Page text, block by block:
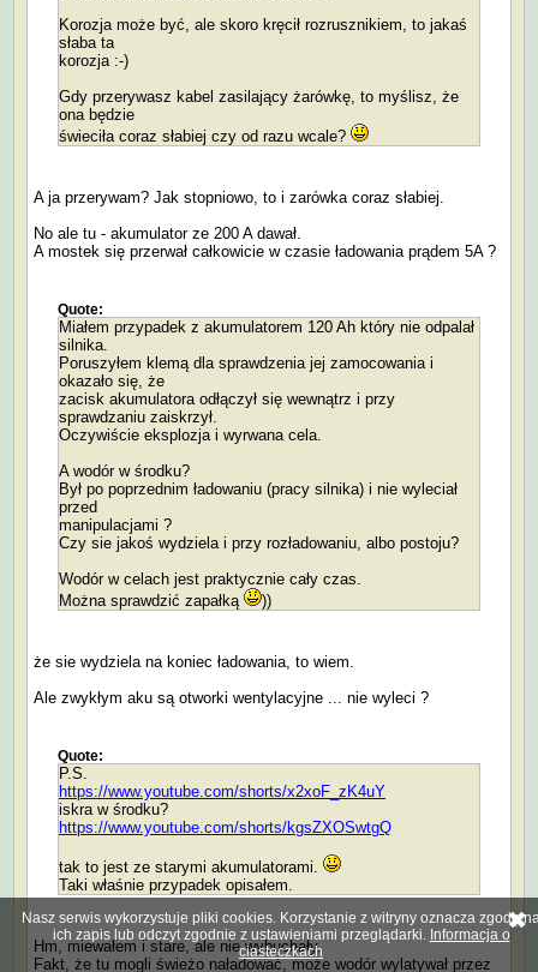
Korozja może być, ale skoro kręcił rozrusznikiem, to jakaś
słaba ta
korozja :-)
Gdy przerywasz kabel zasilający żarówkę, to myślisz, że
ona będzie
świeciła coraz słabiej czy od razu wcale?
A ja przerywam? Jak stopniowo, to i zarówka coraz słabiej.
No ale tu - akumulator ze 200 A dawał.
A mostek się przerwał całkowicie w czasie ładowania prądem 5A ?
Quote:
Miałem przypadek z akumulatorem 120 Ah który nie odpalał
silnika.
Poruszyłem klemą dla sprawdzenia jej zamocowania i
okazało się, że
zacisk akumulatora odłączył się wewnątrz i przy
sprawdzaniu zaiskrzył.
Oczywiście eksplozja i wyrwana cela.
A wodór w środku?
Był po poprzednim ładowaniu (pracy silnika) i nie wyleciał
przed
manipulacjami ?
Czy sie jakoś wydziela i przy rozładowaniu, albo postoju?
Wodór w celach jest praktycznie cały czas.
Można sprawdzić zapałką
))
że sie wydziela na koniec ładowania, to wiem.
Ale zwykłym aku są otworki wentylacyjne ... nie wyleci ?
Quote:
P.S.
https://www.youtube.com/shorts/x2xoF_zK4uY
iskra w środku?
https://www.youtube.com/shorts/kgsZXOSwtgQ
tak to jest ze starymi akumulatorami.
Taki właśnie przypadek opisałem.
Hm, miewałem i stare, ale nie wybuchały.
Fakt, że tu mogli świeżo naładować, może wodór wylatywał przez
Nasz serwis wykorzystuje pliki cookies. Korzystanie z witryny oznacza zgodę
ich zapis lub odczyt zgodnie z ustawieniami przeglądarki. Informacja o
ciasteczkach